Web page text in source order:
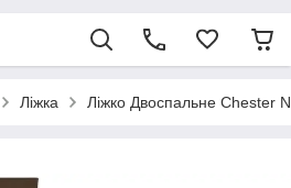
Ліжка Ліжко Двоспальне Chester